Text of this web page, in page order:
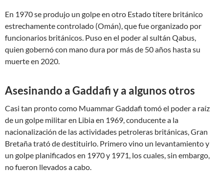
En 1970 se produjo un golpe en otro Estado títere británico
estrechamente controlado (Omán), que fue organizado por
funcionarios británicos. Puso en el poder al sultán Qabus,
quien gobernó con mano dura por más de 50 años hasta su
muerte en 2020.
Asesinando a Gaddafi y a algunos otros
Casi tan pronto como Muammar Gaddafi tomó el poder a raíz
de un golpe militar en Libia en 1969, conducente a la
nacionalización de las actividades petroleras británicas, Gran
Bretaña trató de destituirlo. Primero vino un levantamiento y
un golpe planificados en 1970 y 1971, los cuales, sin embargo,
no fueron llevados a cabo.